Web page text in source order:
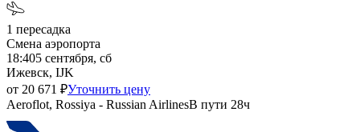
1 пересадка
Смена аэропорта
18:405 сентября, сб
Ижевск, IJK
от 20 671 ₽Уточнить цену
Aeroflot, Rossiya - Russian AirlinesВ пути 28ч